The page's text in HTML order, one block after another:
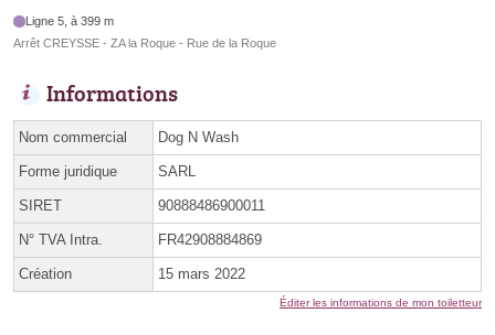
Ligne 5, à 399 m
Arrêt CREYSSE - ZA la Roque - Rue de la Roque
Informations
Nom commercial Dog N Wash
Forme juridique SARL
SIRET 90888486900011
N° TVA Intra. FR42908884869
Création 15 mars 2022
Éditer les informations de mon toiletteur